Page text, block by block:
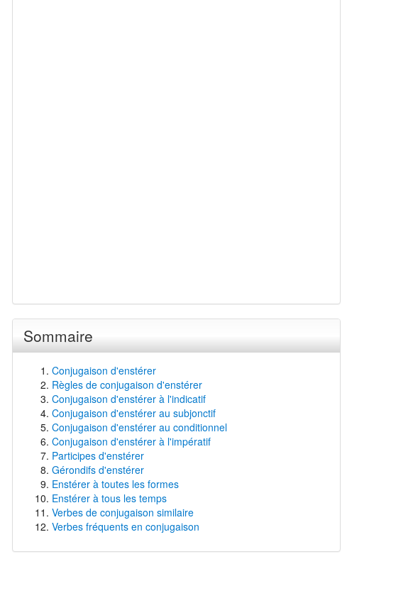
Sommaire
Conjugaison d'enstérer
Règles de conjugaison d'enstérer
Conjugaison d'enstérer à l'indicatif
Conjugaison d'enstérer au subjonctif
Conjugaison d'enstérer au conditionnel
Conjugaison d'enstérer à l'impératif
Participes d'enstérer
Gérondifs d'enstérer
Enstérer à toutes les formes
Enstérer à tous les temps
Verbes de conjugaison similaire
Verbes fréquents en conjugaison